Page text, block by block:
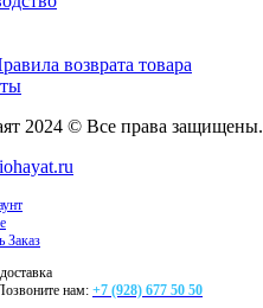
возврата товара
2024 © Все права защищены.
Заказ
нам: +7 (928) 677 50 50